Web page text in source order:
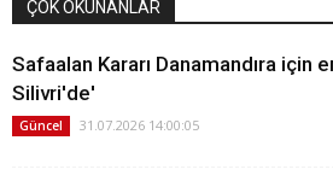
ÇOK OKUNANLAR
Safaalan Kararı Danamandıra için
Silivri'de'
Güncel 31.07.2026 14:00:05